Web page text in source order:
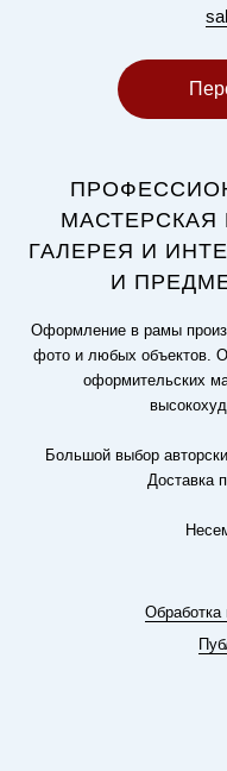
МАСТЕРСКАЯ
ГАЛЕРЕЯ И
И
Оформление в рамы
фото и любых объектов.
оформительских
Большой выбор
Доставка